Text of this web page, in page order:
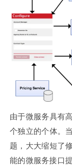
由于微服务具有
个独立的个体。
题，大大缩短了
能的微服务接口